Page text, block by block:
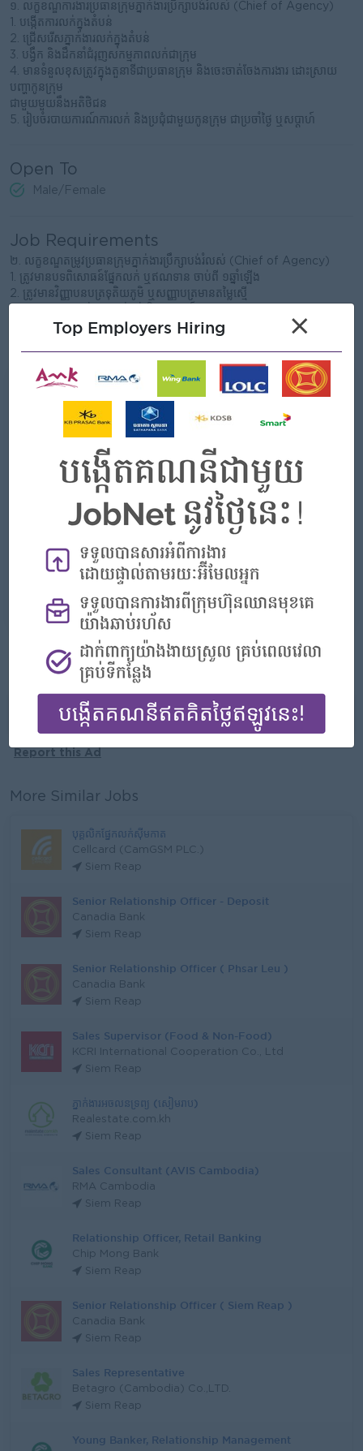
១. លក្ខខណ្ឌការងារប្រធានក្រុមភ្នាក់ងារប្រឹក្សាបង់រំលស់ (Chief of Agency)
1. បង្កើតការលក់ក្នុងតំបន់
2. ជ្រើសរើសភ្នាក់ងារលក់ក្នុងតំបន់
3. បង្វឹក និងដឹកនាំជំរុញសកម្មភាពលក់ជាក្រុម
4. មានទំនួលខុសត្រូវក្នុងតួនាទីជាប្រធានក្រុម និងចេះចាត់ចែងការងារ ដោះស្រាយ
បញ្ហាកូនក្រុម
ជាមួយមួយនឹងអតិថិជន
5. រៀបចំរបាយការណ៍ការលក់ និងប្រជុំជាមួយកូនក្រុម ជាប្រចាំថ្ងៃ ឬសប្តាហ៍
Open To
Male/Female
Job Requirements
២. លក្ខខណ្ឌតម្រូវប្រធានក្រុមភ្នាក់ងារប្រឹក្សាបង់រំលស់ (Chief of Agency)
1. ត្រូវមានបទពិសោធន៍ផ្នែកលក់ ឬឥណទាន ចាប់ពី ១ឆ្នាំឡើង
2. ត្រូវមានវិញ្ញាបនបត្រទុតិយភូមិ ឬសញ្ញាបត្រមានតម្លៃស្មើ
4. ត្រូវមានពេលវេលាប្រជុំ និងបង្វឹកបង្រៀនកូនក្រុម
What we can offer
Benefits
- Rewards for over performance
Highlights
- Join an experienced team
Career Opportunities
- Learn new Skills on the jobs
APPLY HERE
More jobs from this employer
Report this Ad
More Similar Jobs
បុគ្គលិកផ្នែកលក់ស៊ីមកាត
Cellcard (CamGSM PLC.)
Siem Reap
Senior Relationship Officer - Deposit
Canadia Bank
Siem Reap
Senior Relationship Officer ( Phsar Leu )
Canadia Bank
Siem Reap
Sales Supervisor (Food & Non-Food)
KCRI International Cooperation Co., Ltd
Siem Reap
ភ្នាក់ងារអចលនទ្រព្យ (សៀមរាប)
Realestate.com.kh
Siem Reap
Sales Consultant (AVIS Cambodia)
RMA Cambodia
Siem Reap
Relationship Officer, Retail Banking
Chip Mong Bank
Siem Reap
Senior Relationship Officer ( Siem Reap )
Canadia Bank
Siem Reap
Sales Representative
Betagro (Cambodia) Co.,LTD.
Siem Reap
Young Banker, Relationship Management
Top Employers Hiring ×